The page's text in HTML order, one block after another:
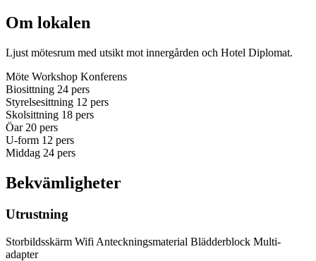
Om lokalen
Ljust mötesrum med utsikt mot innergården och Hotel Diplomat.
Möte Workshop Konferens
Biosittning 24 pers
Styrelsesittning 12 pers
Skolsittning 18 pers
Öar 20 pers
U-form 12 pers
Middag 24 pers
Bekvämligheter
Utrustning
Storbildsskärm Wifi Anteckningsmaterial Blädderblock Multi-
adapter